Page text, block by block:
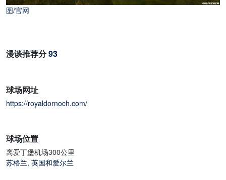
图/官网
漫谈推荐分93
球场网址
https://royaldornoch.com/
球场位置
离爱丁堡机场300公里
苏格兰, 英国和爱尔兰